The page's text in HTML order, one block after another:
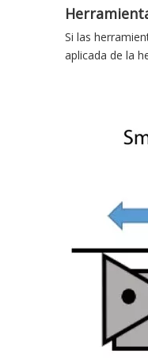
Si las
aplicada de la